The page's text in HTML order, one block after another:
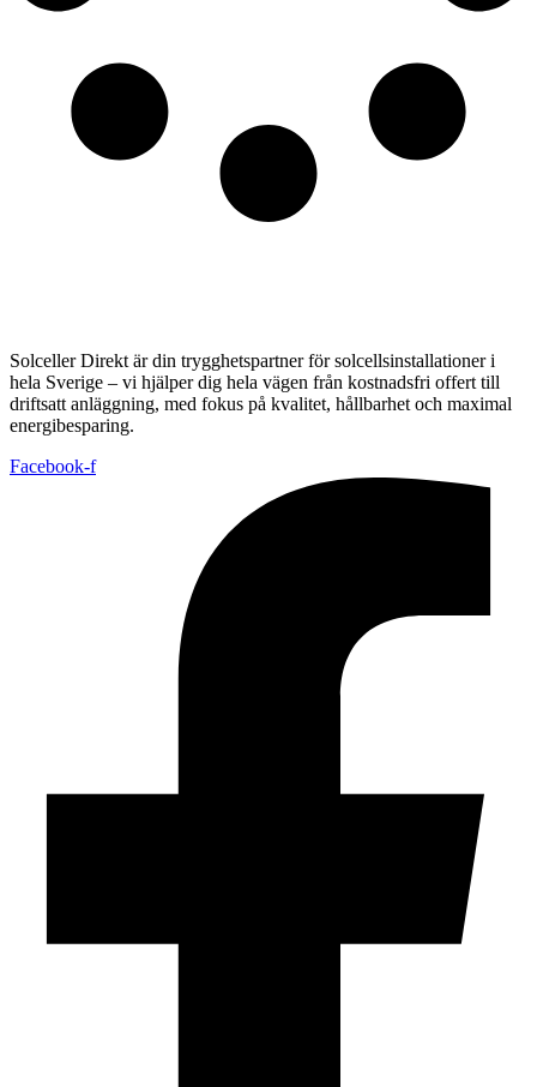
Solceller Direkt är din trygghetspartner för solcellsinstallationer i
hela Sverige – vi hjälper dig hela vägen från kostnadsfri offert till
driftsatt anläggning, med fokus på kvalitet, hållbarhet och maximal
energibesparing.
Facebook-f